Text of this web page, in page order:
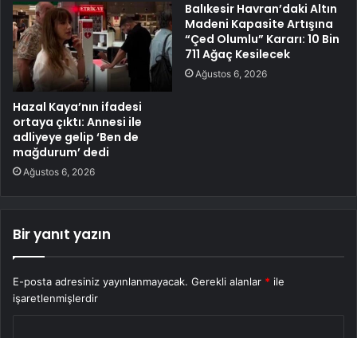
Hazal Kaya’nın ifadesi
ortaya çıktı: Annesi ile
adliyeye gelip ‘Ben de
mağdurum’ dedi
Ağustos 6, 2026
Balıkesir Havran’daki Altın
Madeni Kapasite Artışına
“Çed Olumlu” Kararı: 10 Bin
711 Ağaç Kesilecek
Ağustos 6, 2026
Bir yanıt yazın
E-posta adresiniz yayınlanmayacak. Gerekli alanlar * ile
işaretlenmişlerdir